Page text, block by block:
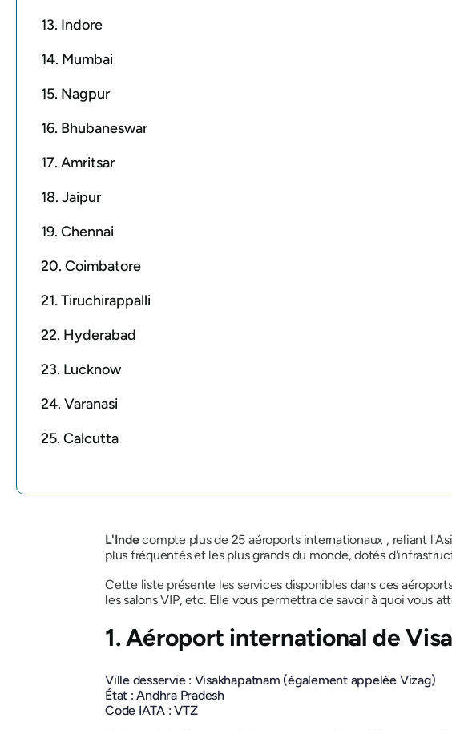
13. Indore
14. Mumbai
15. Nagpur
16. Bhubaneswar
17. Amritsar
18. Jaipur
19. Chennai
20. Coimbatore
21. Tiruchirappalli
22. Hyderabad
23. Lucknow
24. Varanasi
25. Calcutta
L'Indecompte plus de 25 aéroports internationaux , reliant
plus fréquentés et les plus grands du monde, dotés
Cette liste présente les services disponibles dans ces
les salons VIP, etc. Elle vous permettra de savoir à quoi vous
1. Aéroport international de
Ville desservie : Visakhapatnam (également appelée Vizag)
État : Andhra Pradesh
Code IATA : VTZ